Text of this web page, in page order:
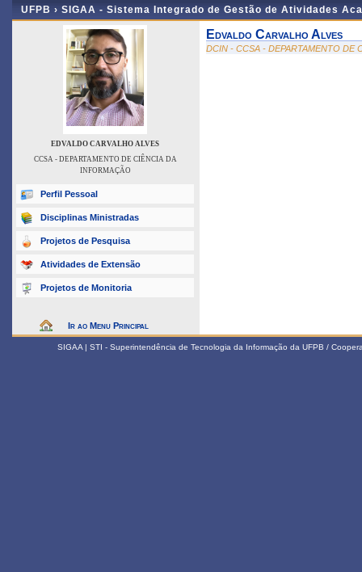
UFPB › SIGAA - Sistema Integrado de Gestão de Atividades
EDVALDO CARVALHO ALVES
CCSA - DEPARTAMENTO DE CIÊNCIA DA
INFORMAÇÃO
Perfil Pessoal
Disciplinas Ministradas
Projetos de Pesquisa
Atividades de Extensão
Projetos de Monitoria
Ir ao Menu Principal
Edvaldo Carvalho Alves
DCIN - CCSA - DEPARTAMENTO DE
SIGAA | STI - Superintendência de Tecnologia da Informação da UFPB /